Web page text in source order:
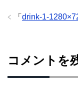
「 drink-1-
コメントを